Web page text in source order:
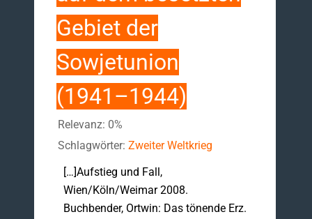
Gebiet der
Sowjetunion
(1941–1944)
Relevanz: 0%
Schlagwörter: Zweiter Weltkrieg
[…]Aufstieg und Fall,
Wien/Köln/Weimar 2008.
Buchbender, Ortwin: Das tönende Erz.